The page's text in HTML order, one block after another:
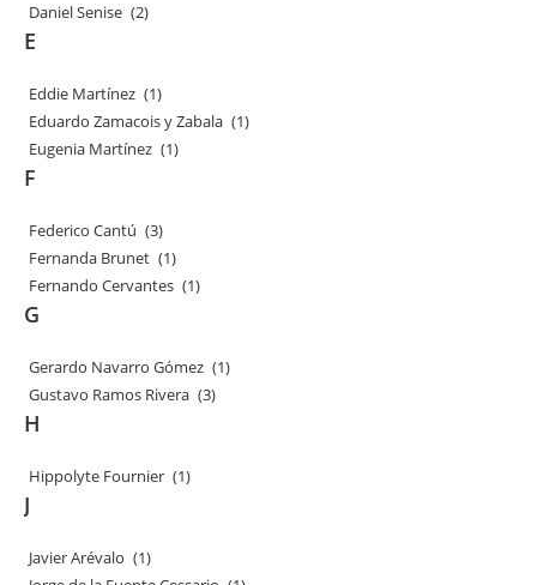
Daniel Senise (2)
E
Eddie Martínez (1)
Eduardo Zamacois y Zabala (1)
Eugenia Martínez (1)
F
Federico Cantú (3)
Fernanda Brunet (1)
Fernando Cervantes (1)
G
Gerardo Navarro Gómez (1)
Gustavo Ramos Rivera (3)
H
Hippolyte Fournier (1)
J
Javier Arévalo (1)